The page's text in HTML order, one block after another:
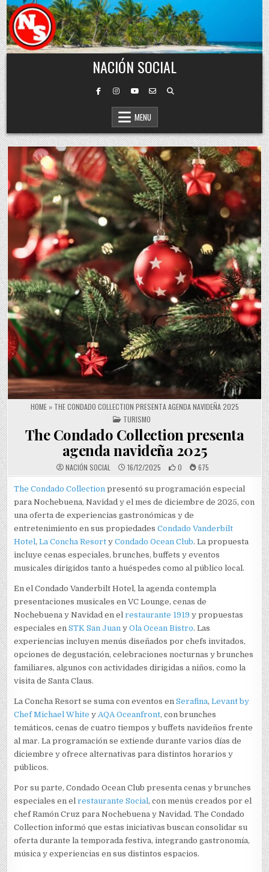
Skip to content
NACIÓN SOCIAL
MENU
HOME» THE CONDADO COLLECTION PRESENTA AGENDA NAVIDEÑA 2025
POSTED IN
TURISMO
The Condado Collection presenta
agenda navideña 2025
NACIÓN SOCIAL 16/12/2025 0 675
The Condado Collection presentó su programación especial
para Nochebuena, Navidad y el mes de diciembre de 2025, con
una oferta de experiencias gastronómicas y de
entretenimiento en sus propiedadesCondado Vanderbilt
Hotel,La Concha Resort yCondado Ocean Club. La propuesta
incluye cenas especiales, brunches, buffets y eventos
musicales dirigidos tanto a huéspedes como al público local.
En el Condado Vanderbilt Hotel, la agenda contempla
presentaciones musicales en VC Lounge, cenas de
Nochebuena y Navidad en elrestaurante 1919 y propuestas
especiales enSTK San Juan yOla Ocean Bistro. Las
experiencias incluyen menús diseñados por chefs invitados,
opciones de degustación, celebraciones nocturnas y brunches
familiares, algunos con actividades dirigidas a niños, como la
visita de Santa Claus.
La Concha Resort se suma con eventos enSerafina,Levant by
Chef Michael White y AQA Oceanfront, con brunches
temáticos, cenas de cuatro tiempos y buffets navideños frente
al mar. La programación se extiende durante varios días de
diciembre y ofrece alternativas para distintos horarios y
públicos.
Por su parte, Condado Ocean Club presenta cenas y brunches
especiales en elrestaurante Social, con menús creados por el
chef Ramón Cruz para Nochebuena y Navidad. The Condado
Collection informó que estas iniciativas buscan consolidar su
oferta durante la temporada festiva, integrando gastronomía,
música y experiencias en sus distintos espacios.